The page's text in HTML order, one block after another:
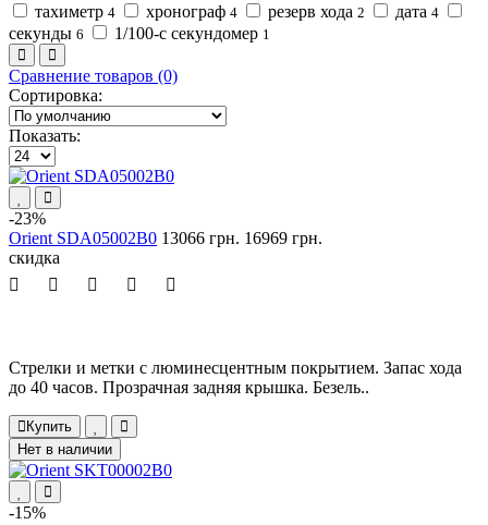
тахиметр 4 хронограф 4 резерв хода 2 дата 4
секунды 6 1/100-с секундомер 1
Сравнение товаров (0)
Сортировка:
Показать:
-23%
Orient SDA05002B0 13066 грн. 16969 грн.
скидка
Стрелки и метки с люминесцентным покрытием. Запас хода
до 40 часов. Прозрачная задняя крышка. Безель..
Купить
Нет в наличии
-15%